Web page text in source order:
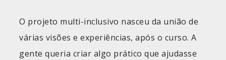
O projeto multi-inclusivo nasceu da união de
várias visões e experiências, após o curso. A
gente queria criar algo prático que ajudasse